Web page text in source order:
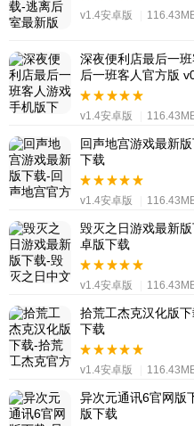
v1.4安卓版
深夜便利店最后一
后一班客人官方版
v1.4安卓版
回声地宫游戏最新
下载
v1.4安卓版
毁灭之日游戏最新
卓版下载
v1.4安卓版
拾荒工杰克汉化版
下载
v1.4安卓版
异次元通讯6官网版
版下载